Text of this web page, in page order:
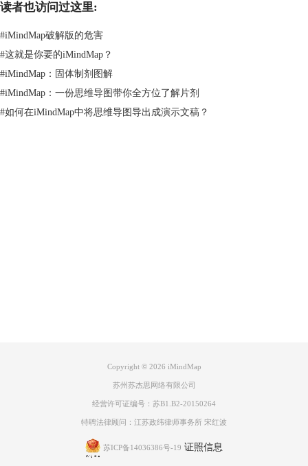
按照要求在上图框中写上主题名称，点击下一个。
能，如下图：
6、点击下一个，最后是琥珀色，这里就不详细说了，点击完成，就会自
读者也访问过这里:
#iMindMap破解版的危害
#这就是你要的iMindMap？
#iMindMap：固体制剂图解
#iMindMap：一份思维导图带你全方位了解片剂
#如何在iMindMap中将思维导图导出成演示文稿？
Copyright © 2026 iMindMap
苏州苏杰思网络有限公司
经营许可证编号：苏B1.B2-20150264
特聘法律顾问：江苏政纬律师事务所 宋红波
苏ICP备14036386号-19 证照信息